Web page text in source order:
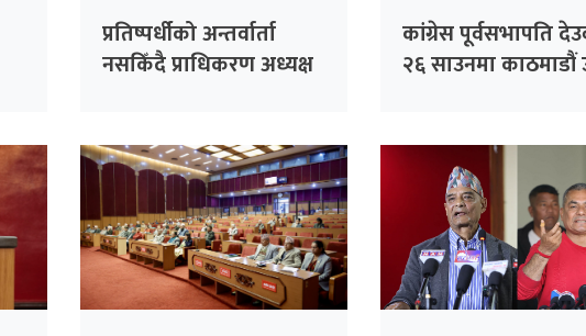
प्रतिष्पर्धीको अन्तर्वार्ता
नसकिँदै प्राधिकरण अध्यक्ष
कांग्रेस पूर्वसभापति
२६ साउनमा काठमाडौं